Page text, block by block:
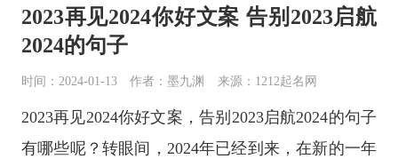
2023再见2024你好文案 告别2023启航
2024的句子
时间：2024-01-13 作者：墨九渊 来源：1212起名网
2023再见2024你好文案，告别2023启航2024的句子
有哪些呢？转眼间，2024年已经到来，在新的一年